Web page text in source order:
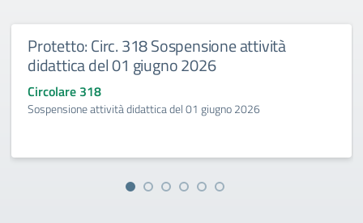
Protetto: Circ. 318 Sospensione attività
didattica del 01 giugno 2026
Circolare 318
Sospensione attività didattica del 01 giugno 2026